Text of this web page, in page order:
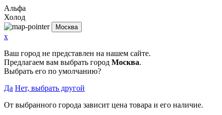
Альфа
Холод
Москва
x
Ваш город не представлен на нашем сайте.
Предлагаем вам выбрать город Москва.
Выбрать его по умолчанию?
Да Нет, выбрать другой
От выбранного города зависит цена товара и его наличие.